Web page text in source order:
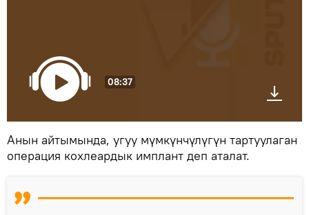
08:37
Анын айтымында, угуу мүмкүнчүлүгүн тартуулаган
операция кохлеардык имплант деп аталат.